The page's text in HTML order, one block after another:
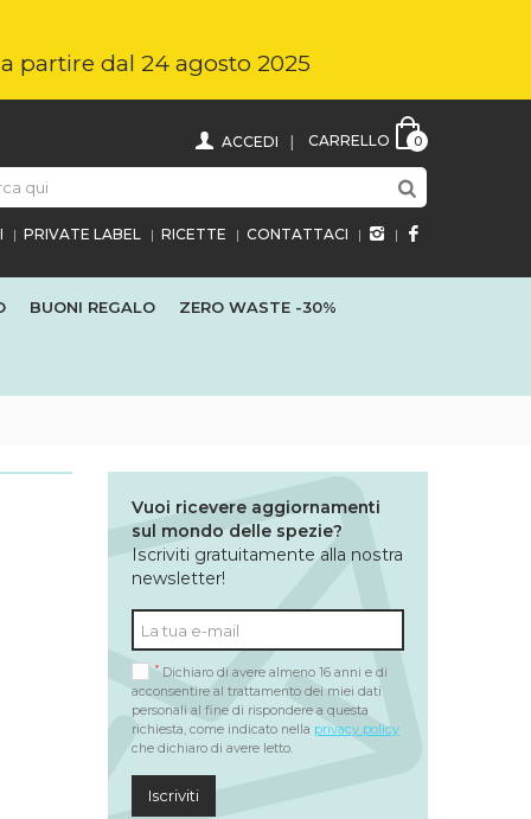
partire dal 24 agosto 2025
0
CARRELLO
ACCEDI
CONTATTACI
RICETTE
PRIVATE LABEL
BUONI REGALO ZERO WASTE -30%
Vuoi ricevere aggiornamenti
sul mondo delle spezie?
Iscriviti gratuitamente alla nostra
newsletter!
* Dichiaro di avere almeno 16 anni e di
acconsentire al trattamento dei miei dati
personali al fine di rispondere a questa
richiesta, come indicato nella privacy policy
che dichiaro di avere letto.
Iscriviti